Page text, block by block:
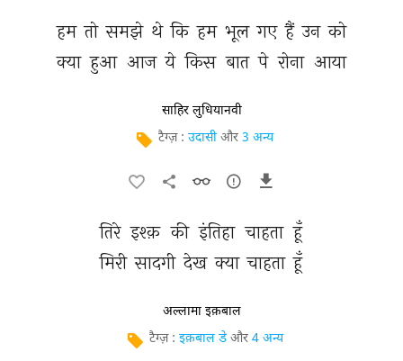
हम तो समझे थे कि हम भूल गए हैं उन को
क्या हुआ आज ये किस बात पे रोना आया
साहिर लुधियानवी
टैग्ज़ : उदासी और 3 अन्य
तिरे इश्क़ की इंतिहा चाहता हूँ
मिरी सादगी देख क्या चाहता हूँ
अल्लामा इक़बाल
टैग्ज़ : इक़बाल डे और 4 अन्य